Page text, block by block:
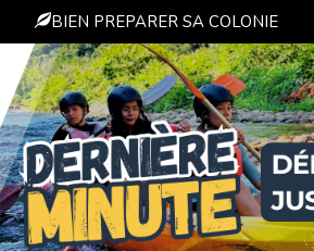
BIEN PREPARER SA COLONIE